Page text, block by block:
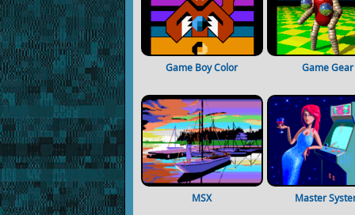
Game Boy Color Game Gear
MSX Master